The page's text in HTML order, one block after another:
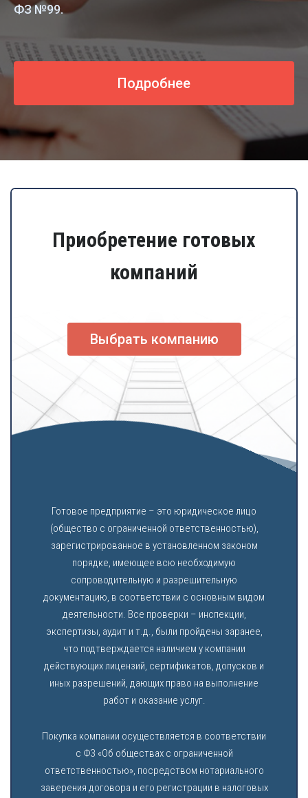
ФЗ №99.
Подробнее
Приобретение готовых
компаний
Выбрать компанию
Готовое предприятие – это юридическое лицо
(общество с ограниченной ответственностью),
зарегистрированное в установленном законом
порядке, имеющее всю необходимую
сопроводительную и разрешительную
документацию, в соответствии с основным видом
деятельности. Все проверки – инспекции,
экспертизы, аудит и т.д., были пройдены заранее,
что подтверждается наличием у компании
действующих лицензий, сертификатов, допусков и
иных разрешений, дающих право на выполнение
работ и оказание услуг.
Покупка компании осуществляется в соответствии
с ФЗ «Об обществах с ограниченной
ответственностью», посредством нотариального
заверения договора и его регистрации в налоговых